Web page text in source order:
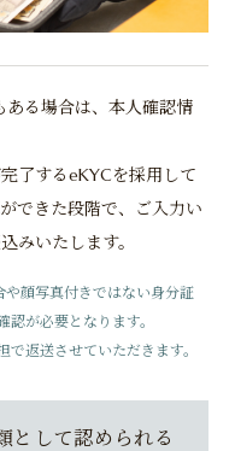
ある場合は、本人確認情
了するeKYCを採用して
できた段階で、ご入力い
みいたします。
顔写真付きではない身分証
が必要となります。
返送させていただきます。
として認められる